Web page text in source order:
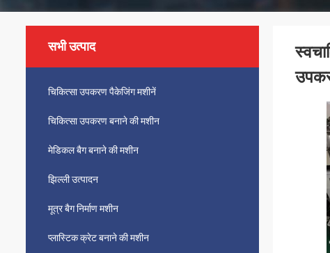
सभी उत्पाद
चिकित्सा उपकरण पैकेजिंग मशीनें
चिकित्सा उपकरण बनाने की मशीन
मेडिकल बैग बनाने की मशीन
झिल्ली उत्पादन
मूत्र बैग निर्माण मशीन
प्लास्टिक क्रेट बनाने की मशीन